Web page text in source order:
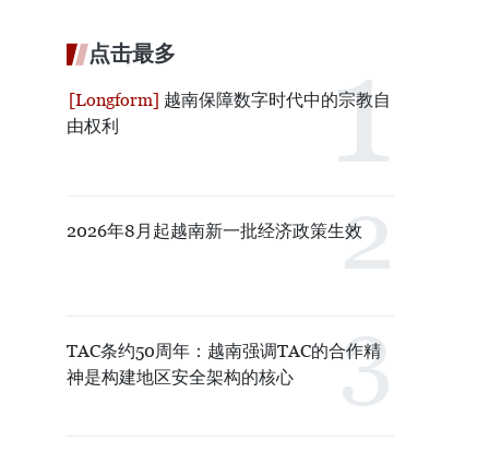
点击最多
越南保障数字时代中的宗教自
由权利
2026年8月起越南新一批经济政策生效
TAC条约50周年：越南强调TAC的合作精
神是构建地区安全架构的核心